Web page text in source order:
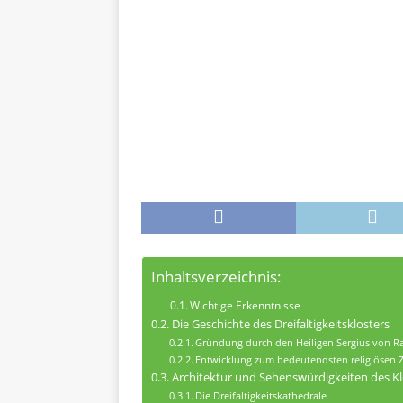
Inhaltsverzeichnis:
Wichtige Erkenntnisse
Die Geschichte des Dreifaltigkeitsklosters
Gründung durch den Heiligen Sergius von
Entwicklung zum bedeutendsten religiösen
Architektur und Sehenswürdigkeiten des
Die Dreifaltigkeitskathedrale